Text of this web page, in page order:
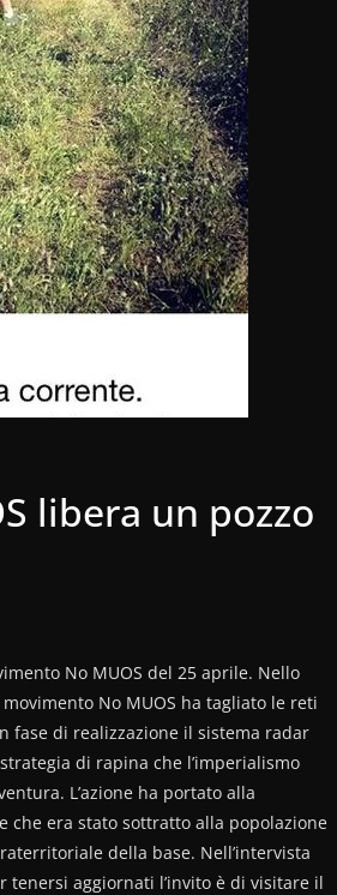
libera un pozzo
No MUOS del 25 aprile. Nello
No MUOS ha tagliato le reti
fase di realizzazione il sistema radar
di rapina che l’imperialismo
L’azione ha portato alla
che era stato sottratto alla popolazione
della base. Nell’intervista
aggiornati l’invito è di visitare il